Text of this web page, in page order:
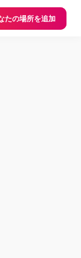
たの場所を追加